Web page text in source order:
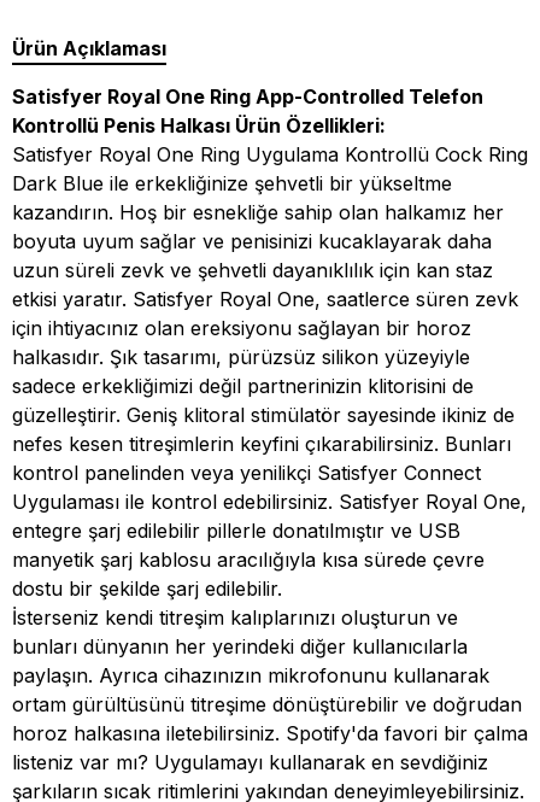
Ürün Açıklaması
Satisfyer Royal One Ring App-Controlled Telefon
Kontrollü Penis Halkası Ürün Özellikleri:
Satisfyer Royal One Ring Uygulama Kontrollü Cock Ring
Dark Blue ile erkekliğinize şehvetli bir yükseltme
kazandırın. Hoş bir esnekliğe sahip olan halkamız her
boyuta uyum sağlar ve penisinizi kucaklayarak daha
uzun süreli zevk ve şehvetli dayanıklılık için kan staz
etkisi yaratır. Satisfyer Royal One, saatlerce süren zevk
için ihtiyacınız olan ereksiyonu sağlayan bir horoz
halkasıdır. Şık tasarımı, pürüzsüz silikon yüzeyiyle
sadece erkekliğimizi değil partnerinizin klitorisini de
güzelleştirir. Geniş klitoral stimülatör sayesinde ikiniz de
nefes kesen titreşimlerin keyfini çıkarabilirsiniz. Bunları
kontrol panelinden veya yenilikçi Satisfyer Connect
Uygulaması ile kontrol edebilirsiniz. Satisfyer Royal One,
entegre şarj edilebilir pillerle donatılmıştır ve USB
manyetik şarj kablosu aracılığıyla kısa sürede çevre
dostu bir şekilde şarj edilebilir.
İsterseniz kendi titreşim kalıplarınızı oluşturun ve
bunları dünyanın her yerindeki diğer kullanıcılarla
paylaşın. Ayrıca cihazınızın mikrofonunu kullanarak
ortam gürültüsünü titreşime dönüştürebilir ve doğrudan
horoz halkasına iletebilirsiniz. Spotify'da favori bir çalma
listeniz var mı? Uygulamayı kullanarak en sevdiğiniz
şarkıların sıcak ritimlerini yakından deneyimleyebilirsiniz.